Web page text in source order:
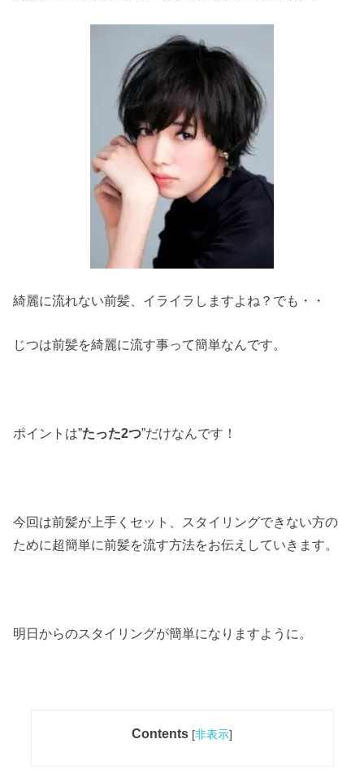
綺麗に流れない前髪、イライラしますよね？でも・・
じつは前髪を綺麗に流す事って簡単なんです。
ポイントは”たった2つ”だけなんです！
今回は前髪が上手くセット、スタイリングできない方の
ために超簡単に前髪を流す方法をお伝えしていきます。
明日からのスタイリングが簡単になりますように。
Contents [非表示]